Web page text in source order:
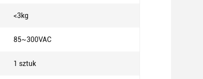
<3kg
85~300VAC
1 sztuk